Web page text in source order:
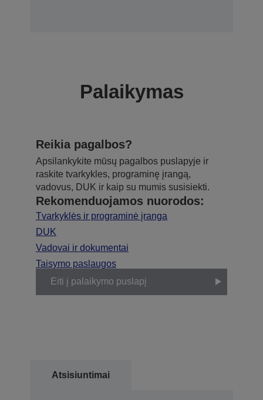
Palaikymas
Reikia pagalbos?
Apsilankykite mūsų pagalbos puslapyje ir
raskite tvarkykles, programinę įrangą,
vadovus, DUK ir kaip su mumis susisiekti.
Rekomenduojamos nuorodos:
Tvarkyklės ir programinė įranga
DUK
Vadovai ir dokumentai
Taisymo paslaugos
Eiti į palaikymo puslapį
Atsisiuntimai